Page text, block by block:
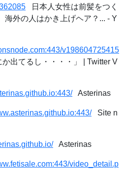
日本人女性は前髪をつく
海外の人はかき上げヘア？... - Y
v198604725415
出てるし・・・・」 | Twitter V
Asterinas
Site n
Asterinas
video_detail.p